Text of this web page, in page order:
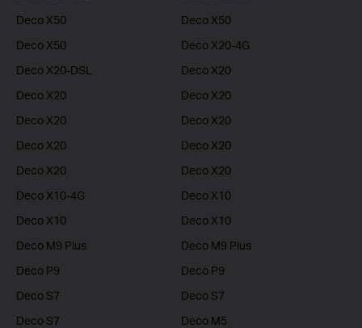
Deco X50
Deco X50
Deco X50
Deco X20-4G
Deco X20-DSL
Deco X20
Deco X20
Deco X20
Deco X20
Deco X20
Deco X20
Deco X20
Deco X20
Deco X20
Deco X10-4G
Deco X10
Deco X10
Deco X10
Deco M9 Plus
Deco M9 Plus
Deco P9
Deco P9
Deco S7
Deco S7
Deco S7
Deco M5